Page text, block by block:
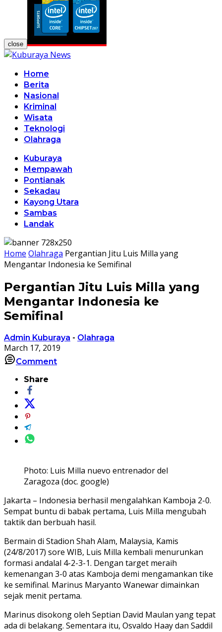
close
Home
Berita
Nasional
Kriminal
Wisata
Teknologi
Olahraga
Kuburaya
Mempawah
Pontianak
Sekadau
Kayong Utara
Sambas
Landak
Home Olahraga Pergantian Jitu Luis Milla yang
Mengantar Indonesia ke Semifinal
Pergantian Jitu Luis Milla yang
Mengantar Indonesia ke
Semifinal
Admin Kuburaya - Olahraga
March 17, 2019
Comment
Share
Photo: Luis Milla nuevo entrenador del
Zaragoza (doc. google)
Jakarta – Indonesia berhasil mengalahkan Kamboja 2-0.
Sempat buntu di babak pertama, Luis Milla mengubah
taktik dan berbuah hasil.
Bermain di Stadion Shah Alam, Malaysia, Kamis
(24/8/2017) sore WIB, Luis Milla kembali menurunkan
formasi andalal 4-2-3-1. Dengan target meraih
kemenangan 3-0 atas Kamboja demi mengamankan tike
ke semifinal. Marinus Maryanto Wanewar dimainkan
sejak menit pertama.
Marinus disokong oleh Septian David Maulan yang tepat
ada di belakang. Sementara itu, Osvaldo Haay dan Saddil